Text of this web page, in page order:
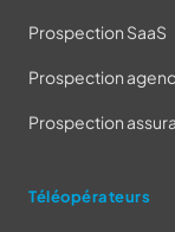
Prospection SaaS
Prospection
Prospection
Téléopérateurs